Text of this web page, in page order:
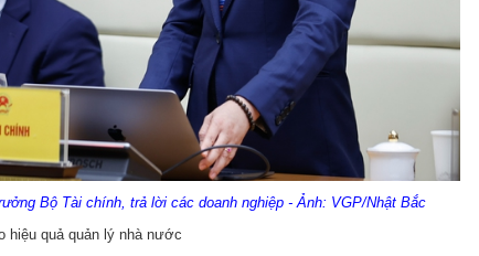
Bộ Tài chính, trả lời các doanh nghiệp - Ảnh: VGP/Nhật Bắc
hiệu quả quản lý nhà nước